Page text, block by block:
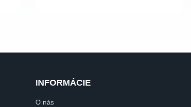
INFORMÁCIE
O nás